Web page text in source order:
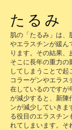
たるみ
肌の「たるみ」は、
やエラスチンが緩ん
ります。その結果、
そこに長年の重力の
してしまうことで起
コラーゲンやエラ
在しているのですが
が減少すると、新陳
ンが減少していきま
る役目のエラスチン
れてしまいます。そ